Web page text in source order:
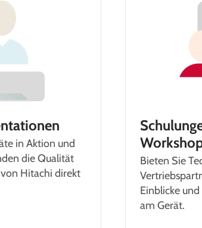
in Aktion und
die Qualität
Hitachi direkt
Bieten Sie
Einblicke
am Gerät.